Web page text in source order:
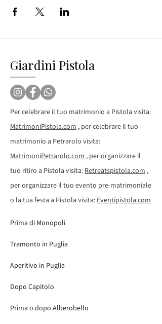
Giardini Pistola
Per celebrare il tuo matrimonio a Pistola visita:
MatrimoniPistola.com , per celebrare il tuo
matrimonio a Petrarolo visita:
MatrimoniPetrarolo.com , per organizzare il
tuo ritiro a Pistola visita:Retreatspistola.com ,
per organizzare il tuo evento pre-matrimoniale
o la tua festa a Pistola visita:Eventipistola.com
Prima di Monopoli
Tramonto in Puglia
Aperitivo in Puglia
Dopo Capitolo
Prima o dopo Alberobello